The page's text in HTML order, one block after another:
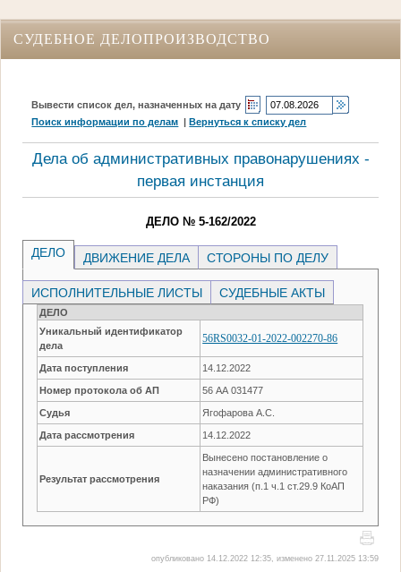
СУДЕБНОЕ ДЕЛОПРОИЗВОДСТВО
Вывести список дел, назначенных на дату
Поиск информации по делам |Вернуться к списку дел
Дела об административных правонарушениях -
первая инстанция
ДЕЛО № 5-162/2022
ДЕЛО ДВИЖЕНИЕ ДЕЛА СТОРОНЫ ПО ДЕЛУ
ИСПОЛНИТЕЛЬНЫЕ ЛИСТЫ СУДЕБНЫЕ АКТЫ
ДЕЛО
Уникальный идентификатор
дела
56RS0032-01-2022-002270-86
Дата поступления 14.12.2022
Номер протокола об АП 56 АА 031477
Судья Ягофарова А.С.
Дата рассмотрения 14.12.2022
Результат рассмотрения
Вынесено постановление о
назначении административного
наказания (п.1 ч.1 ст.29.9 КоАП
РФ)
опубликовано 14.12.2022 12:35, изменено 27.11.2025 13:59